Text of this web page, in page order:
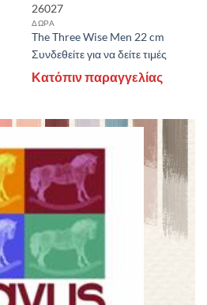
26027
ΔΩΡΑ
The Three Wise Men 22 cm
Συνδεθείτε για να δείτε τιμές
Κατόπιν παραγγελίας